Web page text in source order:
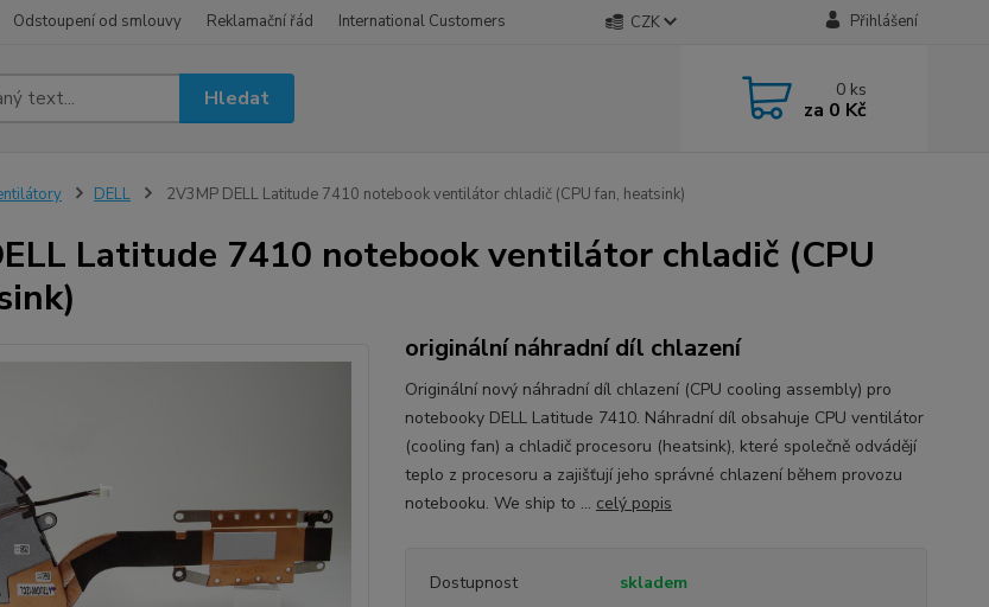
Odstoupení od smlouvy Reklamační řád International Customers CZK Přihlášení
Hledat 0 ks
za 0 Kč
DELL 2V3MP DELL Latitude 7410 notebook ventilátor chladič (CPU fan, heatsink)
Latitude 7410 notebook ventilátor chladič (CPU
originální náhradní díl chlazení
Originální nový náhradní díl chlazení (CPU cooling assembly) pro
notebooky DELL Latitude 7410. Náhradní díl obsahuje CPU ventilátor
(cooling fan) a chladič procesoru (heatsink), které společně odvádějí
teplo z procesoru a zajišťují jeho správné chlazení během provozu
notebooku. We ship to ... celý popis
Dostupnost skladem